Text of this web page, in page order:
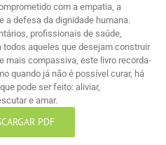
com a empatia, a
a defesa da dignidade humana.
profissionais de saúde,
todos aqueles que desejam construir
mais compassiva, este livro recorda-
quando já não é possível curar, há
pode ser feito: aliviar,
e amar.
PDF